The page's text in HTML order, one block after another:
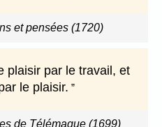
et pensées (1720)
plaisir par le travail, et
le plaisir.
de Télémaque (1699)